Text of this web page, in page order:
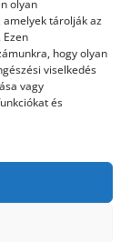
olyan
tárolják az
hogy olyan
viselkedés
vagy
és